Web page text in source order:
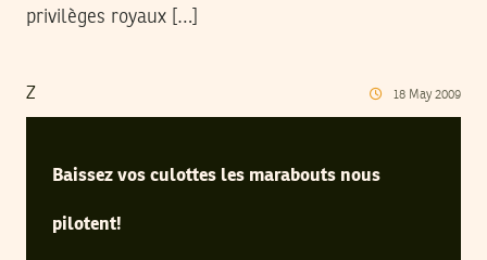
privilèges royaux […]
Z 18 May 2009
Baissez vos culottes les marabouts nous
pilotent!